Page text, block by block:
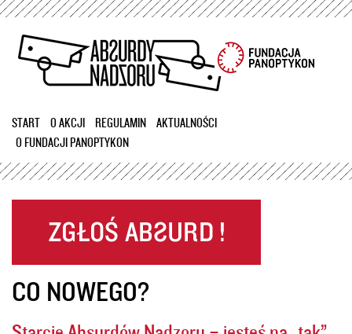
Przejdź
treści
START O AKCJI REGULAMIN
AKTUALNOŚCI
O FUNDACJI PANOPTYKON
CO NOWEGO?